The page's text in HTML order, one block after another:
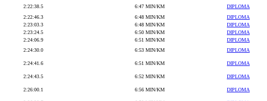
2:22:38.5 6:47 MIN/KM
DIPLOMA
2:22:46.3 6:48 MIN/KM
DIPLOMA
2:23:03.3 6:48 MIN/KM
DIPLOMA
2:23:24.5 6:50 MIN/KM
DIPLOMA
2:24:06.9 6:51 MIN/KM
DIPLOMA
2:24:30.0 6:53 MIN/KM DIPLOMA
2:24:41.6 6:51 MIN/KM DIPLOMA
2:24:43.5 6:52 MIN/KM DIPLOMA
2:26:00.1 6:56 MIN/KM DIPLOMA